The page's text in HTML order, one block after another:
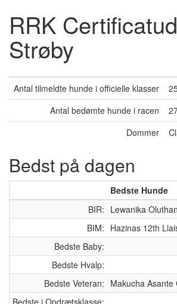
RRK
Strøby
Antal tilmeldte hunde i officielle klasser
Antal bedømte hunde i racen
Dommer
Bedst på dagen
Bedste Hunde
BIR: Lewanika
BIM: Hazinas 12th
Bedste Baby:
Bedste Hvalp:
Bedste Veteran: Makucha Asante
Bedste i Opdrætsklasse: